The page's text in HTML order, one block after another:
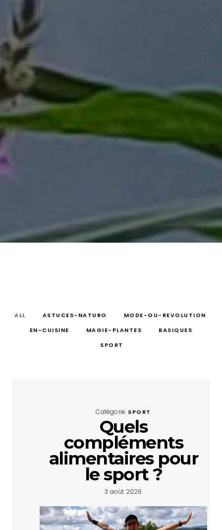
ALL ASTUCES-NATURO
MODE-OU-REVOLUTION
EN-CUISINE
MAGIE-PLANTES
BASIQUES
SPORT
Catégorie SPORT
Quels
compléments
alimentaires pour
le sport ?
3 août 2026